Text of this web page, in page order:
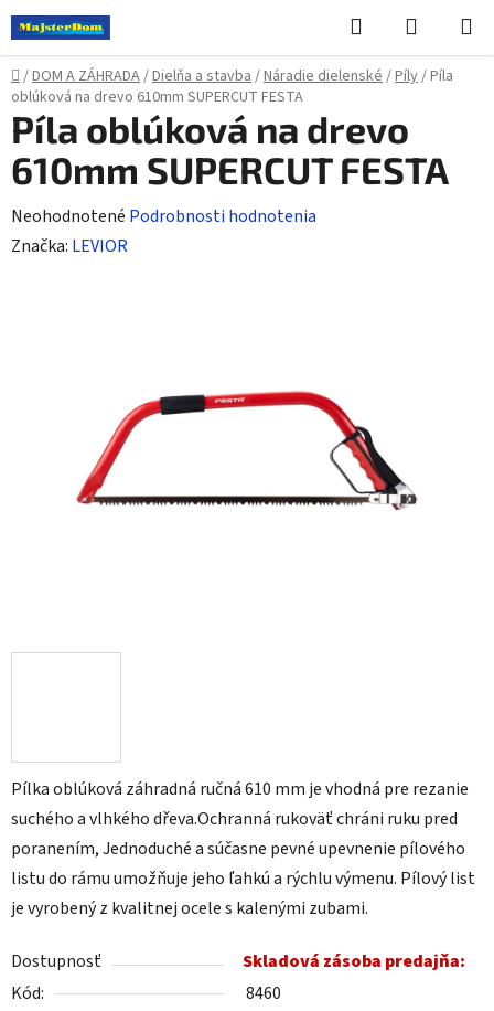
Prejsť
na
obsah
Hľadať
KOŠÍK
Domov
/DOM A ZÁHRADA/Dielňa a stavba/Náradie dielenské/Píly/Píla
oblúková na drevo 610mm SUPERCUT FESTA
Pílka oblúková záhradná ručná 610 mm je vhodná pre rezanie
suchého a vlhkého dřeva.Ochranná rukoväť chráni ruku pred
poranením, Jednoduché a súčasne pevné upevnenie pílového
listu do rámu umožňuje jeho ľahkú a rýchlu výmenu. Pílový list
je vyrobený z kvalitnej ocele s kalenými zubami.
Dostupnosť
Skladová zásoba predajňa:
Kód:
8460
Píla oblúková na drevo
610mm SUPERCUT FESTA
Priemerné
hodnotenie
Neohodnotené Podrobnosti hodnotenia
Značka: LEVIOR